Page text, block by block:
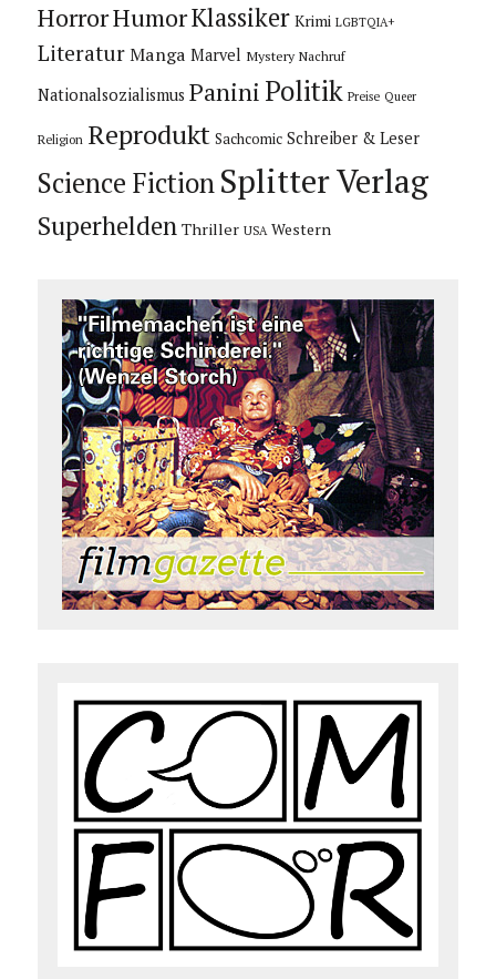
HorrorHumorKlassiker Krimi LGBTQIA+
Literatur Manga Marvel Mystery Nachruf
Nationalsozialismus Panini Politik Preise Queer
Religion Reprodukt Sachcomic Schreiber & Leser
Science Fiction Splitter Verlag
Superhelden Thriller USA Western